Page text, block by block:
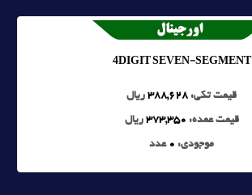
4DIGIT SEVEN-SEGMENT
قیمت تکی: 388,628 ریال
قیمت عمده: 373,350 ریال
موجودی: 0 عدد